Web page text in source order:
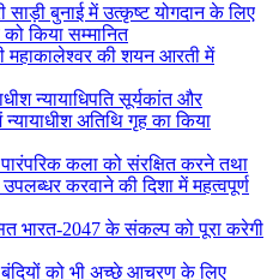
साड़ी बुनाई में उत्कृष्ट योगदान के लिए
किया सम्मानित
महाकालेश्‍वर की शयन आरती में
न्यायाधिपति सूर्यकांत और
अतिथि गृह का किया
कला को संरक्षित करने तथा
करवाने की दिशा में महत्वपूर्ण
भारत-2047 के संकल्प को पूरा करेगी
बंदियों को भी अच्छे आचरण के लिए